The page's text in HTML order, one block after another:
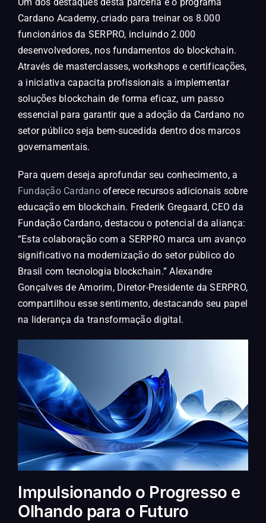
Um dos destaques desta parceria é o programa
Cardano Academy, criado para treinar os 8.000
funcionários da SERPRO, incluindo 2.000
desenvolvedores, nos fundamentos do blockchain.
Através de masterclasses, workshops e certificações,
a iniciativa capacita profissionais a implementar
soluções blockchain de forma eficaz, um passo
essencial para garantir que a adoção da Cardano no
setor público seja bem-sucedida dentro dos marcos
governamentais.
Para quem deseja aprofundar seu conhecimento, a
Fundação Cardanooferece recursos adicionais sobre
educação em blockchain. Frederik Gregaard, CEO da
Fundação Cardano, destacou o potencial da aliança:
“Esta colaboração com a SERPRO marca um avanço
significativo na modernização do setor público do
Brasil com tecnologia blockchain.” Alexandre
Gonçalves de Amorim, Diretor-Presidente da SERPRO,
compartilhou esse sentimento, destacando seu papel
na liderança da transformação digital.
Impulsionando o Progresso e
Olhando para o Futuro